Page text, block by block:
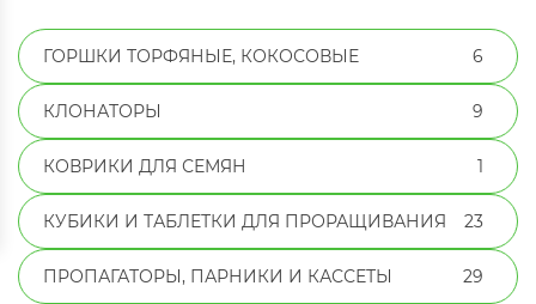
ГОРШКИ ТОРФЯНЫЕ, КОКОСОВЫЕ 6
КЛОНАТОРЫ 9
КОВРИКИ ДЛЯ СЕМЯН 1
КУБИКИ И ТАБЛЕТКИ ДЛЯ ПРОРАЩИВАНИЯ 23
ПРОПАГАТОРЫ, ПАРНИКИ И КАССЕТЫ 29